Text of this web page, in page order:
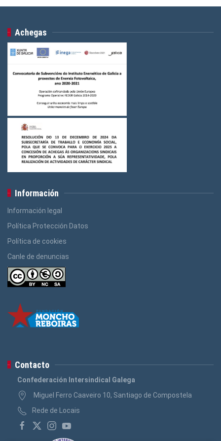
Achegas
Información
Información legal
Política Protección Datos
Política de cookies
Canle de denuncias
Contacto
Confederación Intersindical Galega
Miguel Ferro Caaveiro 10, Santiago de Compostela
Rede de Locais